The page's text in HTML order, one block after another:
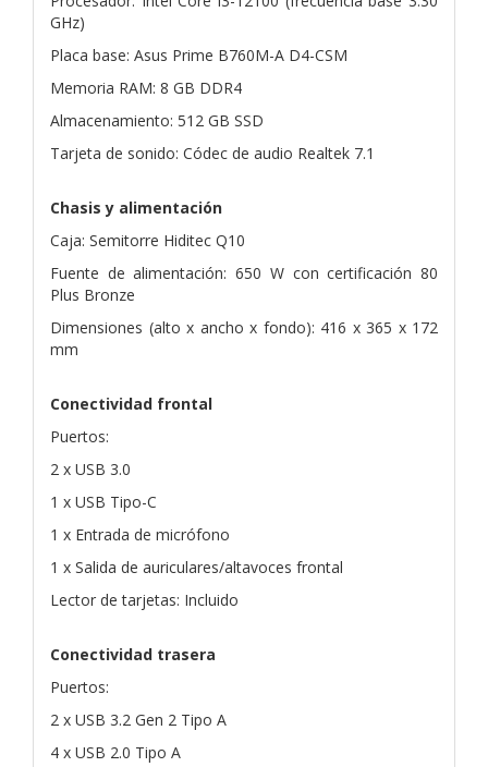
GHz)
Placa base: Asus Prime B760M-A D4-CSM
Memoria RAM: 8 GB DDR4
Almacenamiento: 512 GB SSD
Tarjeta de sonido: Códec de audio Realtek 7.1
Chasis y alimentación
Caja: Semitorre Hiditec Q10
Fuente de alimentación: 650 W con certificación 80
Plus Bronze
Dimensiones (alto x ancho x fondo): 416 x 365 x 172
mm
Conectividad frontal
Puertos:
2 x USB 3.0
1 x USB Tipo-C
1 x Entrada de micrófono
1 x Salida de auriculares/altavoces frontal
Lector de tarjetas: Incluido
Conectividad trasera
Puertos:
2 x USB 3.2 Gen 2 Tipo A
4 x USB 2.0 Tipo A